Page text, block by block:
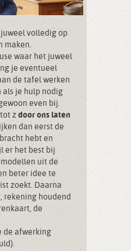
volledig op
maken.
waar het juweel
je eventueel
de tafel werken
als je hulp nodig
even bij.
z door ons laten
dan eerst de
hebt en
er het best bij
uit de
beter idee te
zoekt. Daarna
rekening houdend
de
de afwerking